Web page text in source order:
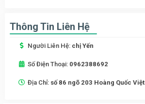
Thông Tin Liên Hệ
Người Liên Hệ: chị Yến
Số Điện Thoại: 0962388692
Địa Chỉ: số 86 ngõ 203 Hoàng Quốc Việt